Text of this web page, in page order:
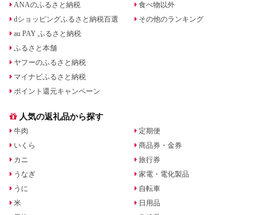
ANAのふるさと納税
dショッピングふるさと納税百選
au PAY ふるさと納税
ふるさと本舗
ヤフーのふるさと納税
マイナビふるさと納税
ポイント還元キャンペーン
食べ物以外
その他のランキング
人気の返礼品から探す
牛肉
いくら
カニ
うなぎ
うに
米
定期便
商品券・金券
旅行券
家電・電化製品
自転車
日用品